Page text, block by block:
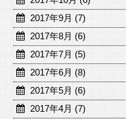
2017年9月 (7)
2017年8月 (6)
2017年7月 (5)
2017年6月 (8)
2017年5月 (6)
2017年4月 (7)